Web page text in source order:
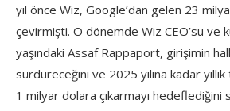
yıl önce Wiz, Google’dan gelen 23
çevirmişti. O dönemde Wiz CEO’su ve
yaşındaki Assaf Rappaport, girişimin
sürdüreceğini ve 2025 yılına kadar
1 milyar dolara çıkarmayı hedeflediğini